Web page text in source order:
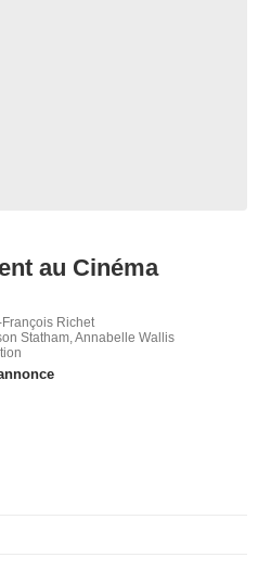
au Cinéma
Richet
Statham, Annabelle Wallis